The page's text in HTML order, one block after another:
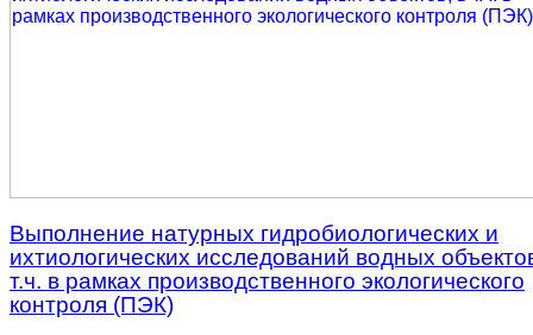
Выполнение натурных гидробиологических и
ихтиологических исследований водных
т.ч. в рамках производственного экологического
контроля (ПЭК)